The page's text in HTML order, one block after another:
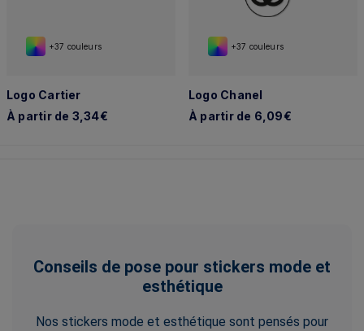
+37 couleurs
Logo Cartier
À partir de 3,34€
+37 couleurs
Logo Chanel
À partir de 6,09€
Conseils de pose pour stickers mode et
esthétique
Nos stickers mode et esthétique sont pensés pour